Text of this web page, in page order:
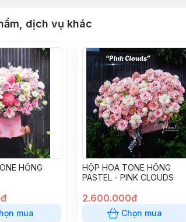
dịch vụ khác
HỒNG
mua
HỘP HOA TONE HỒNG
PASTEL - PINK CLOUDS
2.600.000đ
Chọn mua